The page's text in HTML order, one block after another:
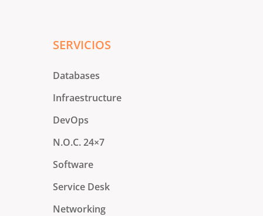
SERVICIOS
Databases
Infraestructure
DevOps
N.O.C. 24×7
Software
Service Desk
Networking